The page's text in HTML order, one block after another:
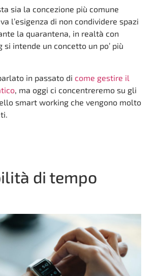
sia la concezione più comune
l’esigenza di non condividere spazi
la quarantena, in realtà con
intende un concetto un po’ più
in passato di come gestire il
, ma oggi ci concentreremo su gli
smart working che vengono molto
di tempo